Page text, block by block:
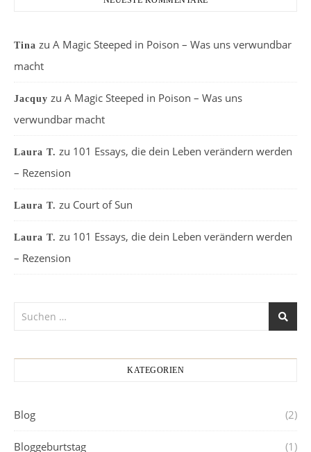
Tina zu A Magic Steeped in Poison – Was uns verwundbar
macht
Jacquy zu A Magic Steeped in Poison – Was uns
verwundbar macht
Laura T. zu 101 Essays, die dein Leben verändern werden
– Rezension
Laura T. zu Court of Sun
Laura T. zu 101 Essays, die dein Leben verändern werden
– Rezension
KATEGORIEN
Blog (2)
Bloggeburtstag (1)